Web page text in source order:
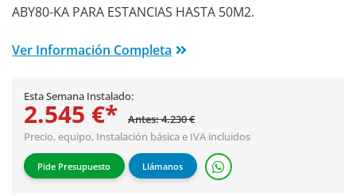
ABY80-KA PARA ESTANCIAS HASTA 50M2.
Ver Información Completa
Esta Semana Instalado:
2.545 €*
Antes: 4.230 €
Precio, equipo, Instalación básicae IVA incluidos
Pide Presupuesto Llámanos